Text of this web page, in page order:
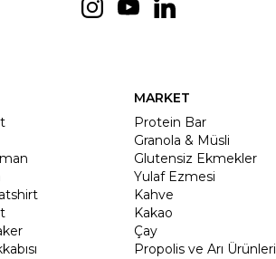
MARKET
Protein Bar
Granola & Müsli
Glutensiz Ekmekler
Yulaf Ezmesi
Kahve
Kakao
Çay
Propolis ve Arı Ürünleri